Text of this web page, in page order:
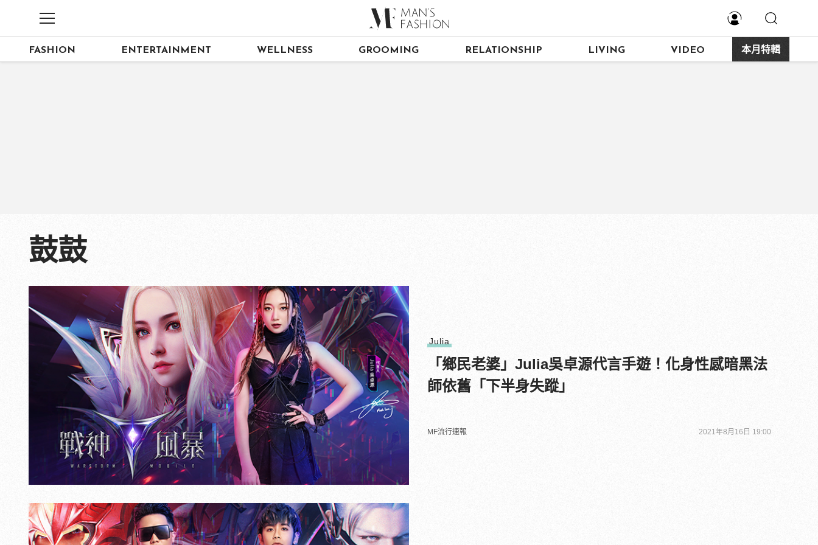
FASHION ENTERTAINMENT WELLNESS GROOMING RELATIONSHIP LIVING VIDEO 本月特輯
鼓鼓
Julia
「鄉民老婆」Julia吳卓源代言手遊！化身性感暗黑法
師依舊「下半身失蹤」
MF流行速報 2021年8月16日 19:00